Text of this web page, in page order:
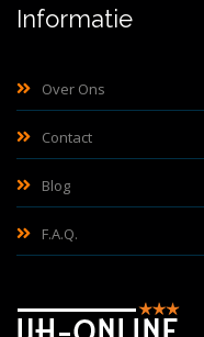
Informatie
Over Ons
Contact
Blog
F.A.Q.